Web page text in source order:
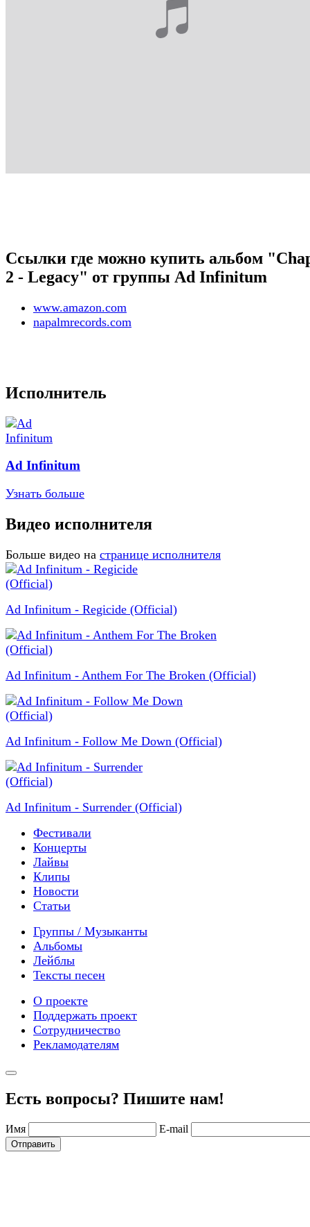
Ссылки где можно купить альбом
2 - Legacy" от группы Ad Infinitum
www.amazon.com
napalmrecords.com
Исполнитель
Ad Infinitum
Узнать больше
Видео исполнителя
Больше видео на странице исполнителя
Ad Infinitum - Regicide (Official)
Ad Infinitum - Anthem For The Broken (Official)
Ad Infinitum - Follow Me Down (Official)
Ad Infinitum - Surrender (Official)
Фестивали
Концерты
Лайвы
Клипы
Новости
Статьи
Группы / Музыканты
Альбомы
Лейблы
Тексты песен
О проекте
Поддержать проект
Сотрудничество
Рекламодателям
Есть вопросы? Пишите нам!
Имя E-mail